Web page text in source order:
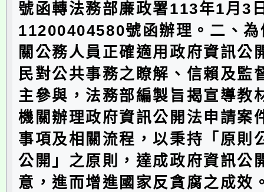
號函轉法務部廉政署113年1月3
11200404580號函辦理。二、
關公務人員正確適用政府資訊公
民對公共事務之瞭解、信賴及監
主參與，法務部編製旨揭宣導教
機關辦理政府資訊公開法申請案
事項及相關流程，以秉持「原則
公開」之原則，達成政府資訊公
意，進而增進國家反貪腐之成效